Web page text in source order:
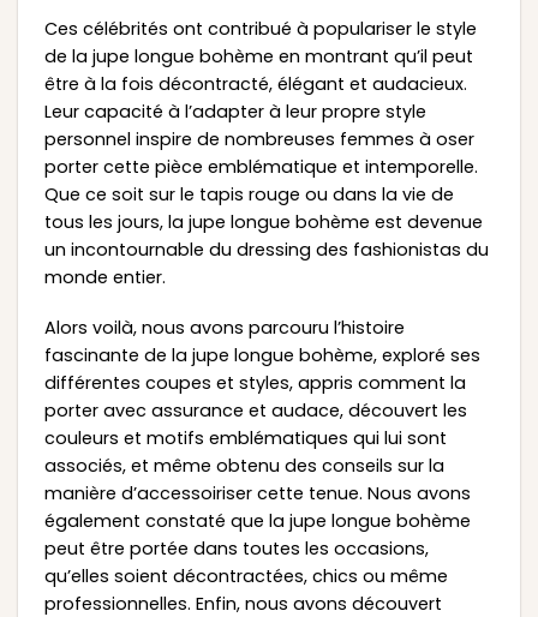
Ces célébrités ont contribué à populariser le style
de la jupe longue bohème en montrant qu’il peut
être à la fois décontracté, élégant et audacieux.
Leur capacité à l’adapter à leur propre style
personnel inspire de nombreuses femmes à oser
porter cette pièce emblématique et intemporelle.
Que ce soit sur le tapis rouge ou dans la vie de
tous les jours, la jupe longue bohème est devenue
un incontournable du dressing des fashionistas du
monde entier.
Alors voilà, nous avons parcouru l’histoire
fascinante de la jupe longue bohème, exploré ses
différentes coupes et styles, appris comment la
porter avec assurance et audace, découvert les
couleurs et motifs emblématiques qui lui sont
associés, et même obtenu des conseils sur la
manière d’accessoiriser cette tenue. Nous avons
également constaté que la jupe longue bohème
peut être portée dans toutes les occasions,
qu’elles soient décontractées, chics ou même
professionnelles. Enfin, nous avons découvert